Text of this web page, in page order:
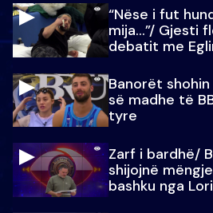
“Nëse i fut
mija…”/ Gjesti
debatit me
Banorët
së madhe të
tyre
Zarf i bardhë/
shijojnë
bashku nga